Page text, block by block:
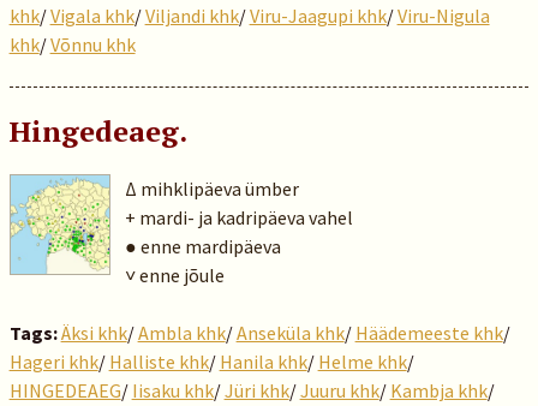
khk/Vigala khk/Viljandi khk/Viru-Jaagupi khk/Viru-Nigula
khk/Võnnu khk
Hingedeaeg.
Δ mihklipäeva ümber
+ mardi- ja kadripäeva vahel
● enne mardipäeva
˅ enne jõule
Tags:Äksi khk/Ambla khk/Anseküla khk/ Häädemeeste khk/
Hageri khk/ Halliste khk/ Hanila khk/ Helme khk/
HINGEDEAEG/ Iisaku khk/Jüri khk/Juuru khk/ Kambja khk/